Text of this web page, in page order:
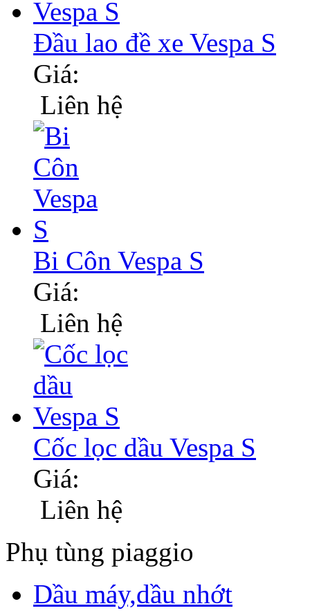
Đầu lao đề xe Vespa S
Giá:
Liên hệ
Bi Côn Vespa S
Giá:
Liên hệ
Cốc lọc dầu Vespa S
Giá:
Liên hệ
Phụ tùng piaggio
Dầu máy,dầu nhớt